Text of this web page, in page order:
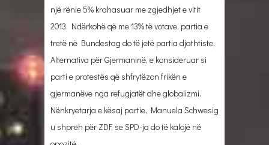
një rënie 5% krahasuar me zgjedhjet e vitit
2013. Ndërkohë që me 13% të votave, partia e
tretë në Bundestag do të jetë partia djathtiste,
Alternativa për Gjermaninë, e konsideruar si
parti e protestës që shfrytëzon frikën e
gjermanëve nga refugjatët dhe globalizmi.
Nënkryetarja e kësaj partie, Manuela Schwesig
u shpreh për ZDF, se SPD-ja do të kalojë në